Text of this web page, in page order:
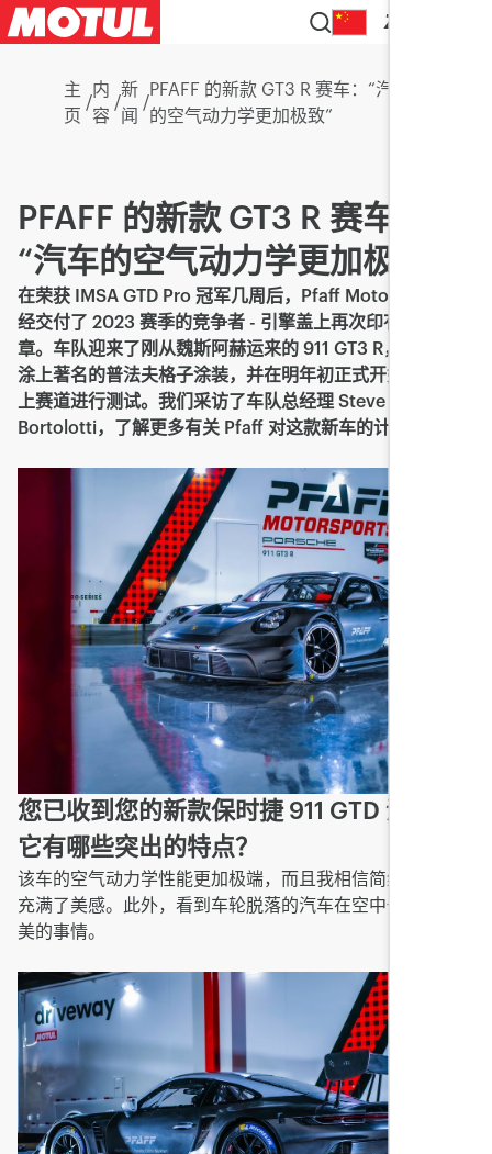
ZH
主
页
/
内
容
/
新
闻
/
PFAFF 的新款 GT3 R 赛车：“汽车
的空气动力学更加极致”
PFAFF 的新款 GT3 R 赛车：
“汽车的空气动力学更加极致”
在荣获 IMSA GTD Pro 冠军几周后，Pfaff Motorsports 已
经交付了 2023 赛季的竞争者 - 引擎盖上再次印有保时捷徽
章。车队迎来了刚从魏斯阿赫运来的 911 GT3 R，它现在将
涂上著名的普法夫格子涂装，并在明年初正式开始赛季之前
上赛道进行测试。我们采访了车队总经理 Steve
Bortolotti，了解更多有关 Pfaff 对这款新车的计划。
您已收到您的新款保时捷 911 GTD 汽车 –
它有哪些突出的特点？
该车的空气动力学性能更加极端，而且我相信简约的内饰也
充满了美感。此外，看到车轮脱落的汽车在空中也是一件很
美的事情。